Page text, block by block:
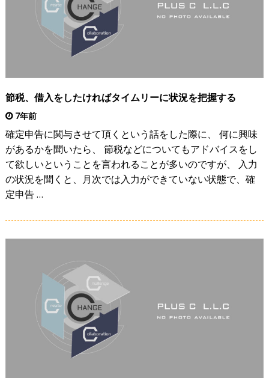
節税、借入をしたければタイムリーに状況を把握する
7年前
確定申告に関与させて頂くという話をした際に、 何に興味
があるかを聞いたら、 節税などについてもアドバイスをし
て欲しいということを言われることが多いのですが、 入力
の状況を聞くと、月次では入力ができていない状態で、確
定申告 …